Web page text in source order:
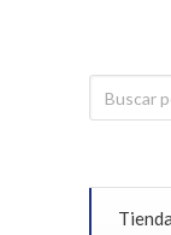
Tienda